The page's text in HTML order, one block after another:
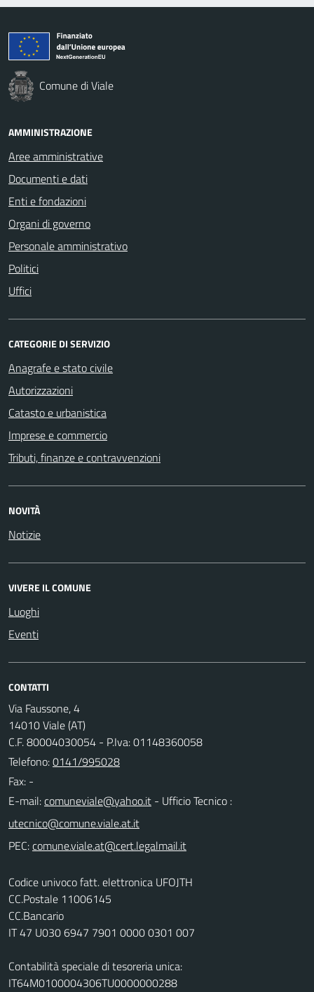
Comune di Viale
AMMINISTRAZIONE
Aree amministrative
Documenti e dati
Enti e fondazioni
Organi di governo
Personale amministrativo
Politici
Uffici
CATEGORIE DI SERVIZIO
Anagrafe e stato civile
Autorizzazioni
Catasto e urbanistica
Imprese e commercio
Tributi, finanze e contravvenzioni
NOVITÀ
Notizie
VIVERE IL COMUNE
Luoghi
Eventi
CONTATTI
Via Faussone, 4
14010 Viale (AT)
C.F. 80004030054 - P.Iva: 01148360058
Telefono:0141/995028
Fax: -
E-mail:
- Ufficio Tecnico :
PEC:
Codice univoco fatt. elettronica UFOJTH
CC.Postale 11006145
CC.Bancario
IT 47 U030 6947 7901 0000 0301 007
Contabilità speciale di tesoreria unica:
IT64M0100004306TU0000000288